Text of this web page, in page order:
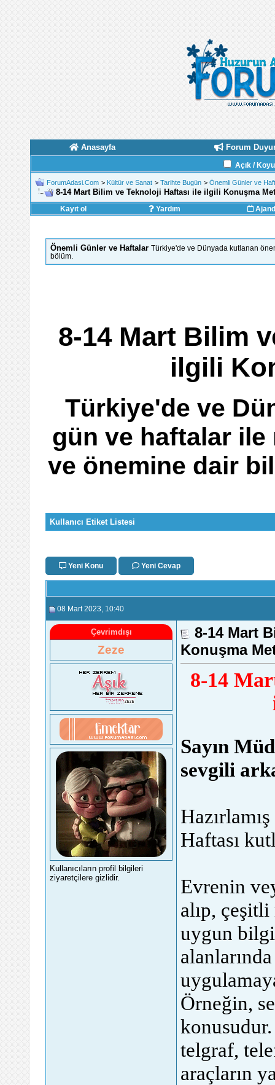
Anasayfa Forum
Açık /
ForumAdasi.Com > Kültür ve Sanat > Tarihte Bugün > Önemli Günler ve
8-14 Mart Bilim ve Teknoloji Haftası ile ilgili Konuşma
Kayıt ol Yardım
Önemli Günler ve Haftalar Türkiye'de ve Dünyada kutlanan
bölüm.
8-14 Mart Bilim
ilgili
Türkiye'de ve
gün ve haftalar ile
ve önemine dair
Kullanıcı Etiket Listesi
Yeni Konu Yeni Cevap
08 Mart 2023 , 10:40
Çevrimdışı
Zeze
Kullanıcıların profil bilgileri
ziyaretçilere gizlidir.
8-14 Mart
Konuşma
8-14
Sayın
sevgili
Haftası
Evrenin
alıp,
uygun
Örneğin,
telgraf,
araçların